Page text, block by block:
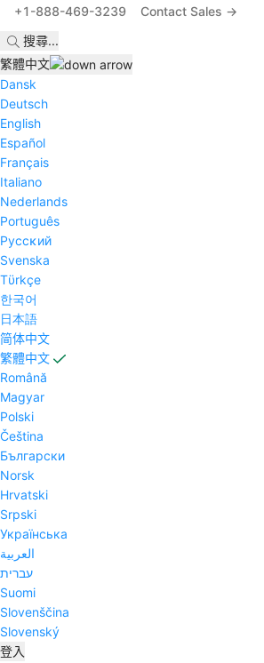
+1-888-469-3239
Contact Sales →
搜尋...
繁體中文
Dansk
Deutsch
English
Español
Français
Italiano
Nederlands
Português
Pyccĸий
Svenska
Tϋrkçe
한국어
日本語
简体中文
繁體中文
Română
Magyar
Polski
Čeština
Български
Norsk
Hrvatski
Srpski
Українська
العربية
עברית
Suomi
Slovenščina
Slovenský
登入